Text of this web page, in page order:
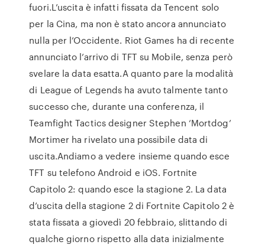
fuori.L’uscita è infatti fissata da Tencent solo
per la Cina, ma non è stato ancora annunciato
nulla per l’Occidente. Riot Games ha di recente
annunciato l’arrivo di TFT su Mobile, senza però
svelare la data esatta.A quanto pare la modalità
di League of Legends ha avuto talmente tanto
successo che, durante una conferenza, il
Teamfight Tactics designer Stephen ‘Mortdog’
Mortimer ha rivelato una possibile data di
uscita.Andiamo a vedere insieme quando esce
TFT su telefono Android e iOS. Fortnite
Capitolo 2: quando esce la stagione 2. La data
d’uscita della stagione 2 di Fortnite Capitolo 2 è
stata fissata a giovedì 20 febbraio, slittando di
qualche giorno rispetto alla data inizialmente